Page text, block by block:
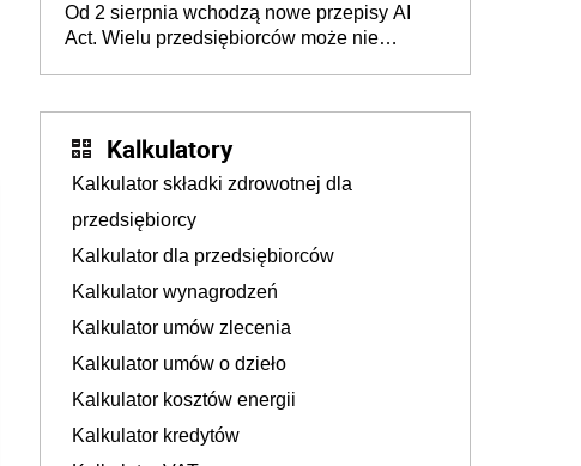
darowizna, ale podatku jednak nie będzie
Od 2 sierpnia wchodzą nowe przepisy AI
Act. Wielu przedsiębiorców może nie
Kalkulatory
Kalkulator składki zdrowotnej dla
przedsiębiorcy
Kalkulator dla przedsiębiorców
Kalkulator wynagrodzeń
Kalkulator umów zlecenia
Kalkulator umów o dzieło
Kalkulator kosztów energii
Kalkulator kredytów